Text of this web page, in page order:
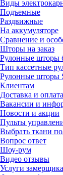
Виды
Подъемные
Раздвижные
На аккумуляторе
Сравнение и
Шторы на заказ
Рулонные шторы
Тип кассетные
Рулонные шторы
Клиентам
Доставка и
Вакансии и
Новости и акции
Пульты
Выбрать ткани
Вопрос ответ
Шоу-рум
Видео отзывы
Услуги замерщика